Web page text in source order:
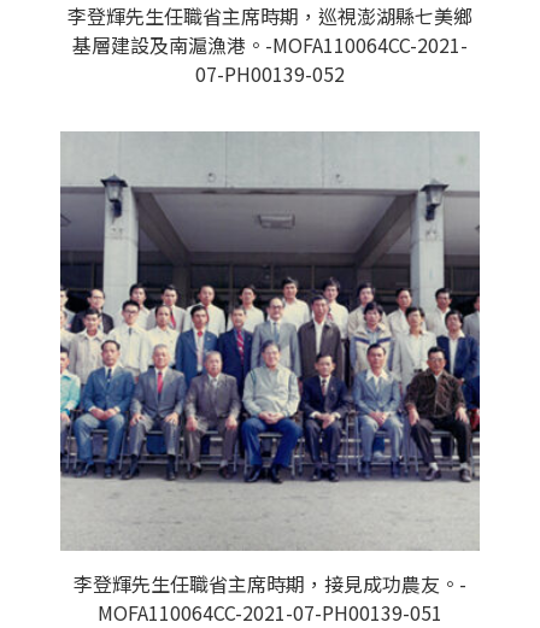
李登輝先生任職省主席時期，巡視澎湖縣七美鄉
基層建設及南滬漁港。-MOFA110064CC-2021-
07-PH00139-052
李登輝先生任職省主席時期，接見成功農友。-
MOFA110064CC-2021-07-PH00139-051